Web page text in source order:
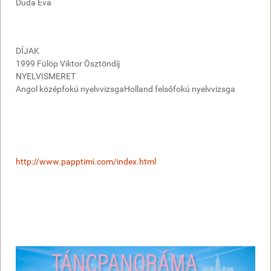
Duda Éva
DÍJAK
1999 Fülöp Viktor Ösztöndíj
NYELVISMERET
Angol középfokú nyelvvizsgaHolland felsőfokú nyelvvizsga
http://www.papptimi.com/index.html